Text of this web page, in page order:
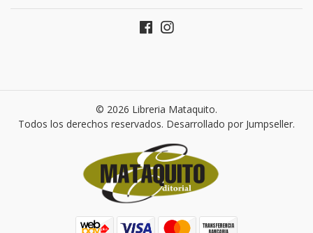
© 2026 Libreria Mataquito.
Todos los derechos reservados. Desarrollado por Jumpseller.